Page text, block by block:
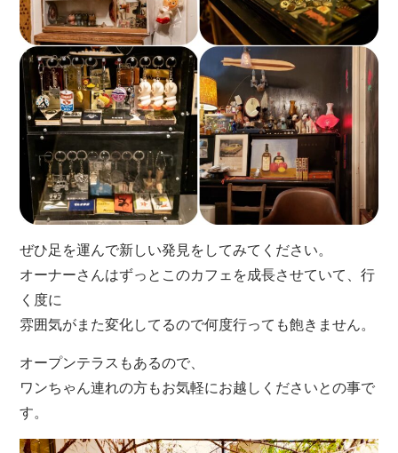
ぜひ足を運んで新しい発見をしてみてください。
オーナーさんはずっとこのカフェを成長させていて、行
く度に
雰囲気がまた変化してるので何度行っても飽きません。
オープンテラスもあるので、
ワンちゃん連れの方もお気軽にお越しくださいとの事で
す。